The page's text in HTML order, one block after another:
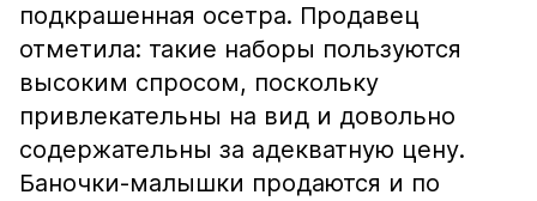
подкрашенная осетра. Продавец
отметила: такие наборы пользуются
высоким спросом, поскольку
привлекательны на вид и довольно
содержательны за адекватную цену.
Баночки-малышки продаются и по